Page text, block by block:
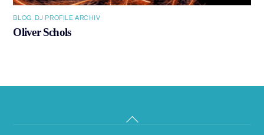
BLOG DJ PROFILE ARCHIV
Oliver Schols
Back